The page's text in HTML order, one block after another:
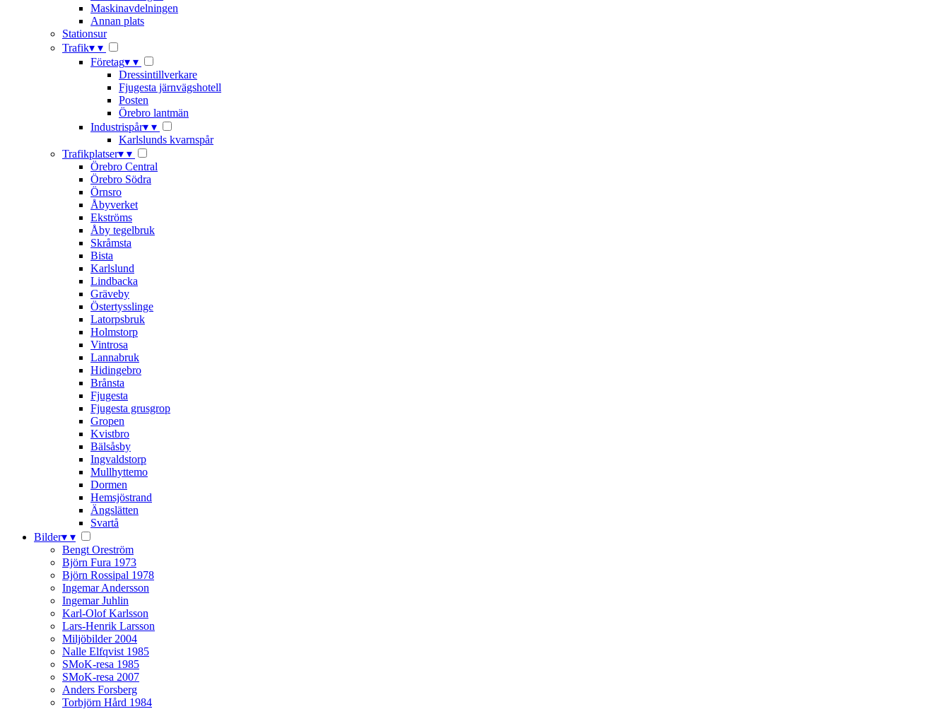
Maskinavdelningen
Annan plats
Stationsur
Trafik▾ ▾
Företag▾ ▾
Dressintillverkare
Fjugesta järnvägshotell
Posten
Örebro lantmän
Industrispår▾ ▾
Karlslunds kvarnspår
Trafikplatser▾ ▾
Örebro Central
Örebro Södra
Örnsro
Åbyverket
Ekströms
Åby tegelbruk
Skråmsta
Bista
Karlslund
Lindbacka
Gräveby
Östertysslinge
Latorpsbruk
Holmstorp
Vintrosa
Lannabruk
Hidingebro
Brånsta
Fjugesta
Fjugesta grusgrop
Gropen
Kvistbro
Bälsåsby
Ingvaldstorp
Mullhyttemo
Dormen
Hemsjöstrand
Ängslätten
Svartå
Bilder▾ ▾
Bengt Oreström
Björn Fura 1973
Björn Rossipal 1978
Ingemar Andersson
Ingemar Juhlin
Karl-Olof Karlsson
Lars-Henrik Larsson
Miljöbilder 2004
Nalle Elfqvist 1985
SMoK-resa 1985
SMoK-resa 2007
Anders Forsberg
Torbjörn Hård 1984